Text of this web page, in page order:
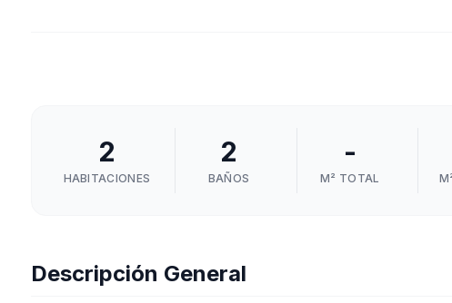
2
HABITACIONES
2
BAÑOS
-
M² TOTAL
Descripción General